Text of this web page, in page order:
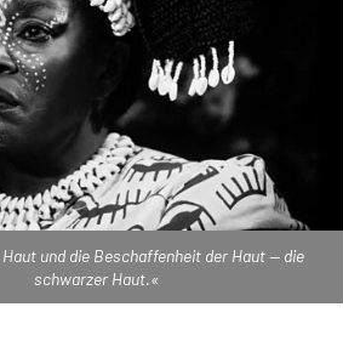
und die Beschaffenheit der Haut — die
schwarzer Haut.«